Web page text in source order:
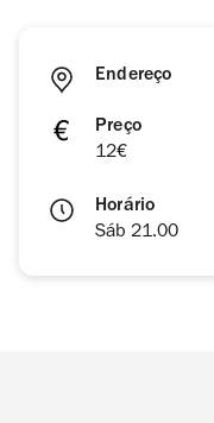
Endereço
Preço
12€
Horário
Sáb 21.00